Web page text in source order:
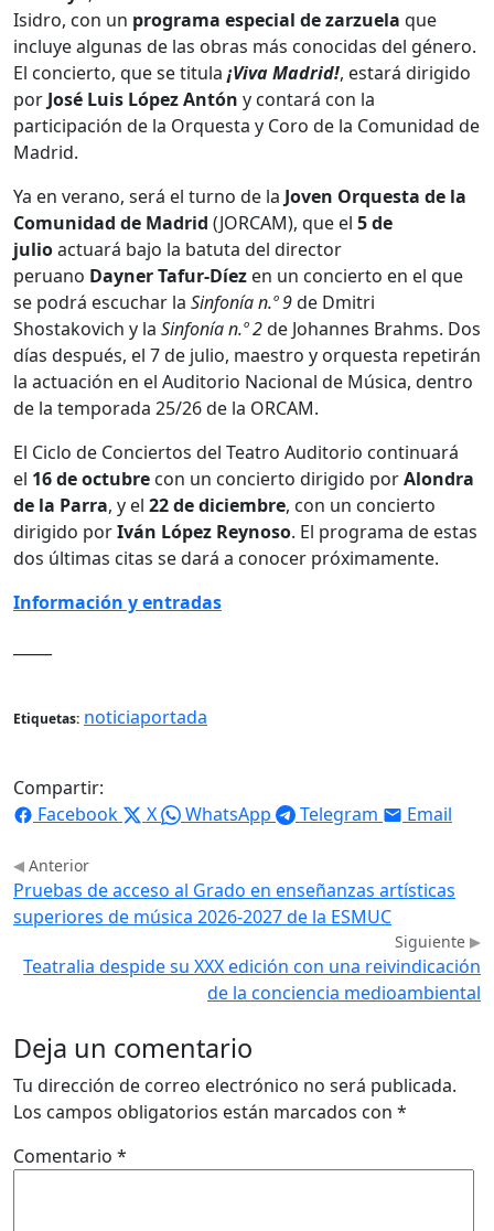
Isidro, con un programa especial de zarzuela que
incluye algunas de las obras más conocidas del género.
El concierto, que se titula ¡Viva Madrid!, estará dirigido
por José Luis López Antón y contará con la
participación de la Orquesta y Coro de la Comunidad de
Madrid.
Ya en verano, será el turno de la Joven Orquesta de la
Comunidad de Madrid (JORCAM), que el 5 de
julioactuará bajo la batuta del director
peruano Dayner Tafur-Díez en un concierto en el que
se podrá escuchar la Sinfonía n.º 9de Dmitri
Shostakovich y la Sinfonía n.º 2de Johannes Brahms. Dos
días después, el 7 de julio, maestro y orquesta repetirán
la actuación en el Auditorio Nacional de Música, dentro
de la temporada 25/26 de la ORCAM.
El Ciclo de Conciertos del Teatro Auditorio continuará
el 16 de octubre con un concierto dirigido porAlondra
de la Parra, y el 22 de diciembre, con un concierto
dirigido porIván López Reynoso. El programa de estas
dos últimas citas se dará a conocer próximamente.
Información y entradas
Etiquetas: noticiaportada
Compartir:
Facebook
X WhatsApp Telegram Email
Anterior
Pruebas de acceso al Grado en enseñanzas artísticas
superiores de música 2026-2027 de la ESMUC
Siguiente
Teatralia despide su XXX edición con una reivindicación
de la conciencia medioambiental
Deja un comentario
Tu dirección de correo electrónico no será publicada.
Los campos obligatorios están marcados con *
Comentario *